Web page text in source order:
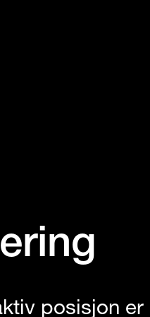
posisjon